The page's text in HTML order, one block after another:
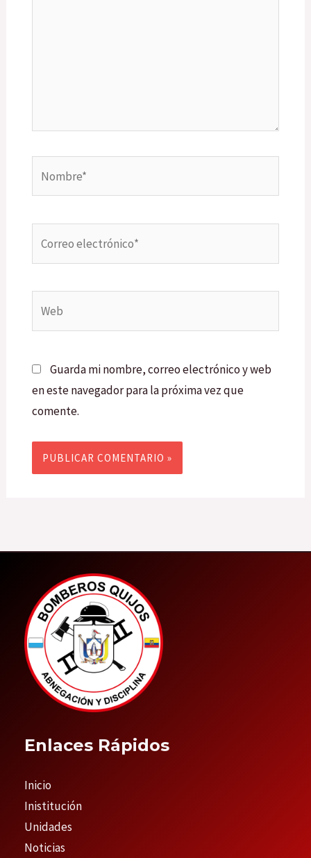
Guarda mi nombre, correo electrónico y web
en este navegador para la próxima vez que
comente.
Enlaces Rápidos
Inicio
Inistitución
Unidades
Noticias